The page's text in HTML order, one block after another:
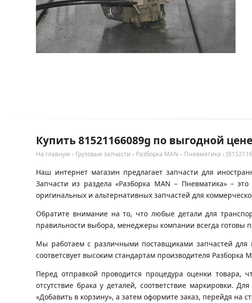
Купить 81521166089g по выгодной
На главную › Грузовые запчасти › Разборка MAN – Пневматика ›
Наш интернет магазин предлагает запчасти для
Запчасти из раздела «Разборка MAN – Пневматика» –
оригинальных и альтернативных запчастей для
Обратите внимание на то, что любые детали для
правильности выбора, менеджеры компании всегда готовы
Мы работаем с различными поставщиками запчастей для
соответсвует высоким стандартам производителя Разборка
Перед отправкой проводится процедура оценки товара,
отсутствие брака у деталей, соответствие маркировки.
«Добавить в корзину», а затем оформите заказ, перейдя на